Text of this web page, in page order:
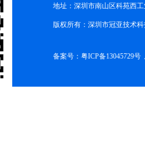
地址：深圳市南山区科苑西
版权所有：深圳市冠亚技术
备案号： 粤ICP备13045729号